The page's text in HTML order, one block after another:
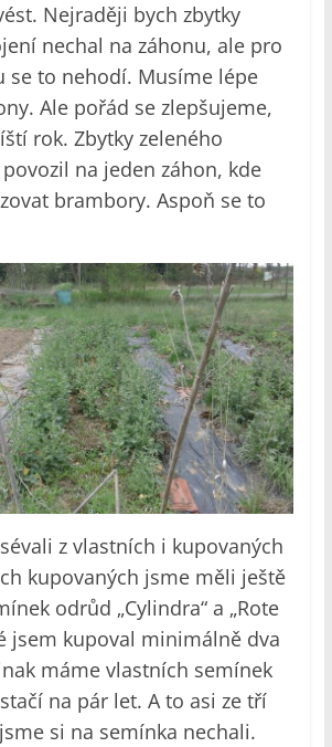
Nejraději bych zbytky
nechal na záhonu, ale pro
se to nehodí. Musíme lépe
Ale pořád se zlepšujeme,
rok. Zbytky zeleného
na jeden záhon, kde
brambory. Aspoň se to
z vlastních i kupovaných
kupovaných jsme měli ještě
odrůd „Cylindra“ a „Rote
jsem kupoval minimálně dva
máme vlastních semínek
na pár let. A to asi ze tří
si na semínka nechali.